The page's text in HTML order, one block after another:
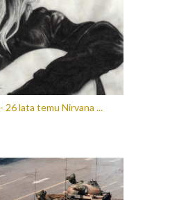
26 lata temu Nirvana ...